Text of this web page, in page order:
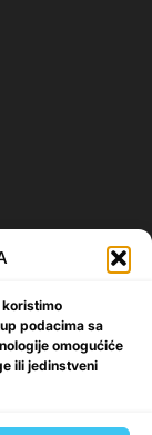
podacima sa
omogućiće
ili jedinstveni